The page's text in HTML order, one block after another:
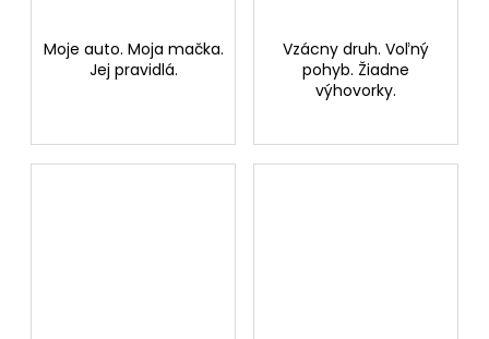
Moje auto. Moja mačka.
Jej pravidlá.
Vzácny druh. Voľný
pohyb. Žiadne
výhovorky.